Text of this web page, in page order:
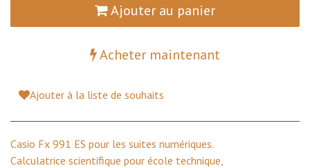
Ajouter au panier
Acheter maintenant
Ajouter à la liste de souhaits
Casio Fx 991 ES pour les suites numériques.
Calculatrice scientifique pour école technique,